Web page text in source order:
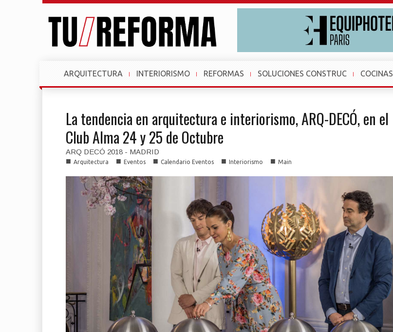
ARQUITECTURA INTERIORISMO REFORMAS SOLUCIONES CONSTRUC COCINAS
La tendencia en arquitectura e interiorismo, ARQ-DECÓ, en el
Club Alma 24 y 25 de Octubre
ARQ DECÓ 2018 - MADRID
■ Arquitectura ■ Eventos ■ Calendario Eventos ■ Interiorismo ■ Main